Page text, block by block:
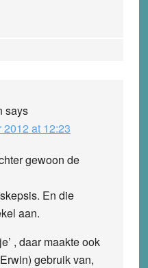
says
at 12:23
gewoon de
En die
aan.
, daar maakte ook
gebruik van,